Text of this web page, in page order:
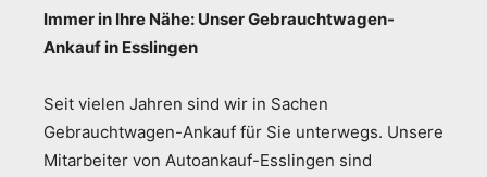
Immer in Ihre Nähe: Unser Gebrauchtwagen-
Ankauf in Esslingen
Seit vielen Jahren sind wir in Sachen
Gebrauchtwagen-Ankauf für Sie unterwegs. Unsere
Mitarbeiter von Autoankauf-Esslingen sind